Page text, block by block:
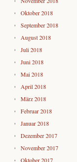
Oktober 2018
September 2018
August 2018
Juli 2018
Juni 2018
Mai 2018
April 2018
März 2018
Februar 2018
Januar 2018
Dezember 2017
November 2017
Oktober 2017